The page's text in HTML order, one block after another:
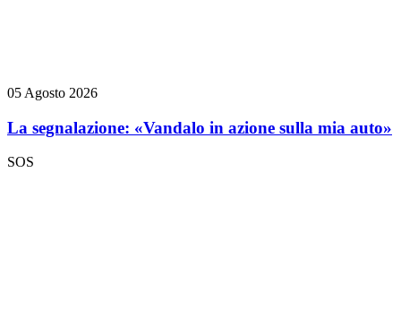
05 Agosto 2026
La segnalazione: «Vandalo in azione sulla mia auto»
SOS